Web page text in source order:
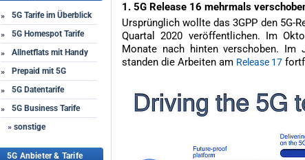
»
5G Tarife im Überblick
»
5G Homespot Tarife
»
Allnetflats mit Handy
»
Prepaid mit 5G
»
5G Datentarife
»
5G Business Tarife
» sonstige
5G Anbieter & Tarife
1. 5G Release 16 mehrmals
Ursprünglich wollte das 3GPP den 5G-
Quartal 2020 veröffentlichen. Im
Monate nach hinten verschoben.
standen die Arbeiten am Release 17